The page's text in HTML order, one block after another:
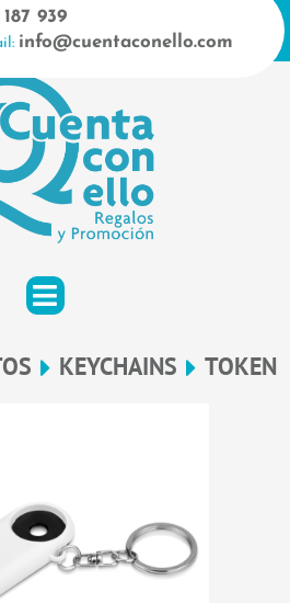
939
info@cuentaconello.com
KEYCHAINS TOKEN